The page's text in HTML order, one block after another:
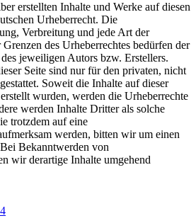
erstellten Inhalte und Werke auf diesen
Urheberrecht. Die
Verbreitung und jede Art der
des Urheberrechtes bedürfen der
jeweiligen Autors bzw. Erstellers.
Seite sind nur für den privaten, nicht
Soweit die Inhalte auf dieser
wurden, werden die Urheberrechte
werden Inhalte Dritter als solche
trotzdem auf eine
werden, bitten wir um einen
Bekanntwerden von
wir derartige Inhalte umgehend